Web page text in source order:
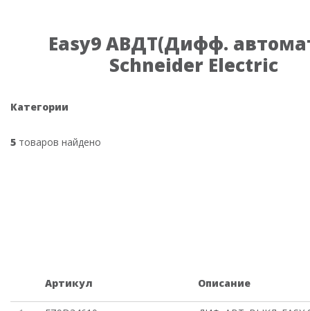
Easy9 АВДТ(Дифф.
Schneider Electric
Категории
5 товаров найдено
Артикул Описание